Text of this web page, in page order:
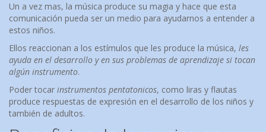
Un a vez mas, la música produce su magia y hace que esta
comunicación pueda ser un medio para ayudarnos a entender a
estos niños.
Ellos reaccionan a los estímulos que les produce la música, les
ayuda en el desarrollo y en sus problemas de aprendizaje si tocan
algún instrumento.
Poder tocar instrumentos pentatonicos, como liras y flautas
produce respuestas de expresión en el desarrollo de los niños y
también de adultos.